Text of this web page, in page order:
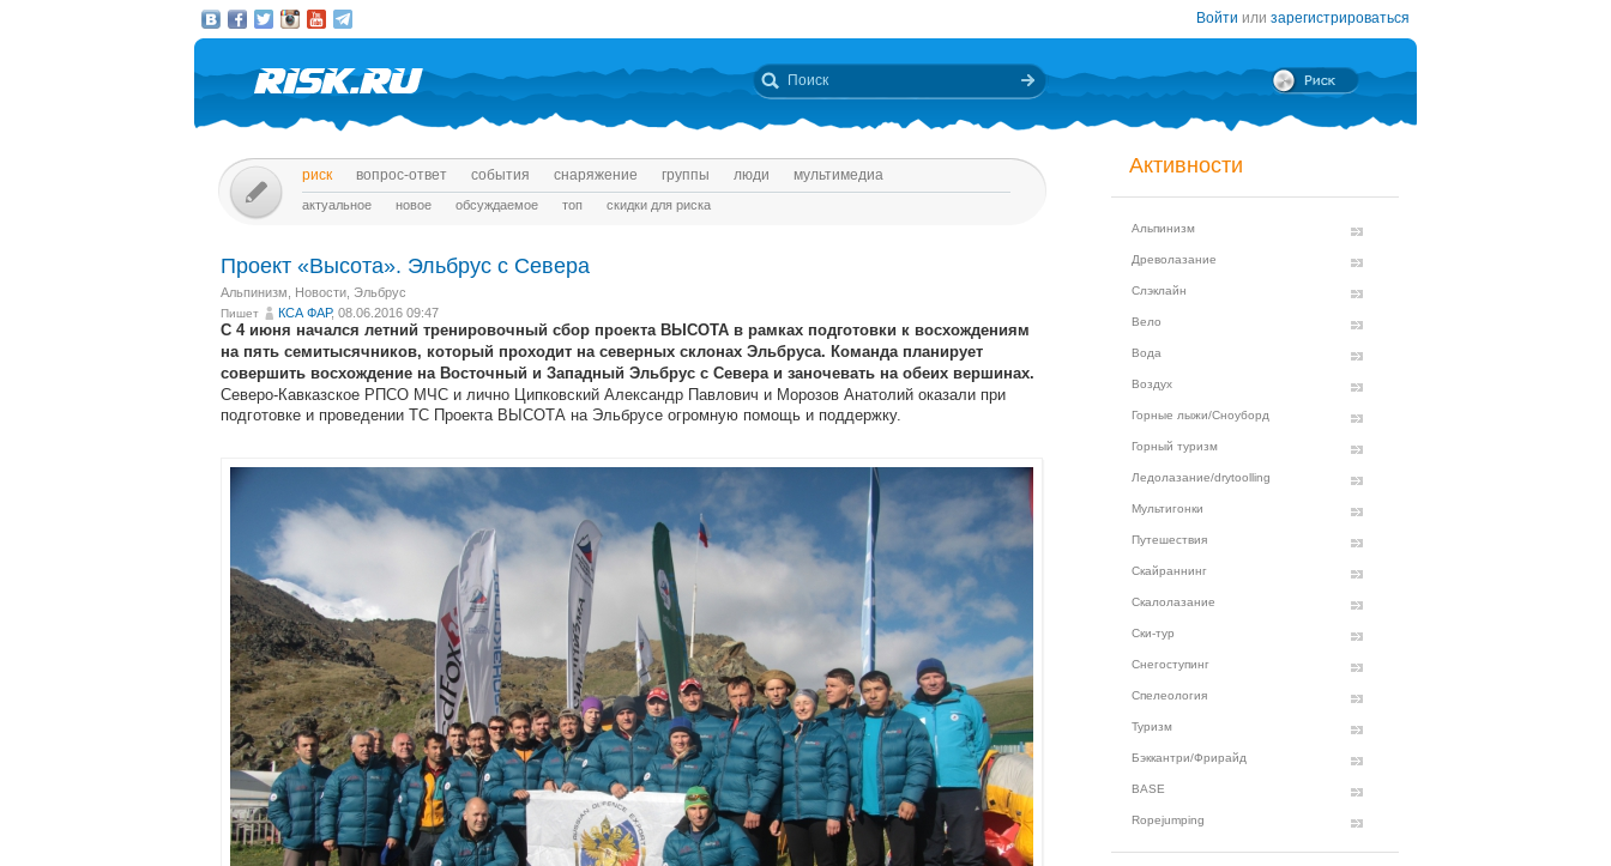
Войти или зарегистрироваться
риск вопрос-ответ события снаряжение группы люди мультимедиа
актуальное новое обсуждаемое топ скидки для риска
Проект «Высота». Эльбрус с Севера
Альпинизм Новости Эльбрус
Пишет КСА ФАР, 08.06.2016 09:47
С 4 июня начался летний тренировочный сбор проекта ВЫСОТА в рамках подготовки к восхождениям
на пять семитысячников, который проходит на северных склонах Эльбруса. Команда планирует
совершить восхождение на Восточный и Западный Эльбрус с Севера и заночевать на обеих вершинах.
Северо-Кавказское РПСО МЧС и лично Ципковский Александр Павлович и Морозов Анатолий оказали при
подготовке и проведении ТС Проекта ВЫСОТА на Эльбрусе огромную помощь и поддержку.
Активности
Альпинизм
Древолазание
Слэклайн
Вело
Вода
Воздух
Горные лыжи/Сноуборд
Горный туризм
Ледолазание/drytoolling
Мультигонки
Путешествия
Скайраннинг
Скалолазание
Ски-тур
Снегоступинг
Спелеология
Туризм
Бэккантри/Фрирайд
BASE
Ropejumping